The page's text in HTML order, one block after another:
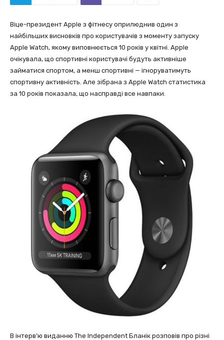
Віце-президент Apple з фітнесу оприлюднив один з
найбільших висновків про користувачів з моменту запуску
Apple Watch, якому виповнюється 10 років у квітні. Apple
очікувала, що спортивні користувачі будуть активніше
займатися спортом, а менш спортивні — ігноруватимуть
спортивну активність. Але зібрана з Apple Watch статистика
за 10 років показала, що насправді все навпаки.
В інтерв’ю виданню The Independent Бланік розповів про різні